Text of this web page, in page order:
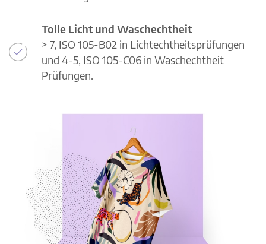
Tolle Licht und Waschechtheit
> 7, ISO 105-B02 in Lichtechtheitsprüfungen
und 4-5, ISO 105-C06 in Waschechtheit
Prüfungen.